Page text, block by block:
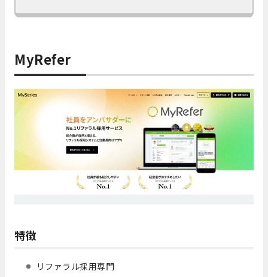
MyRefer
特徴
リファラル採用専門